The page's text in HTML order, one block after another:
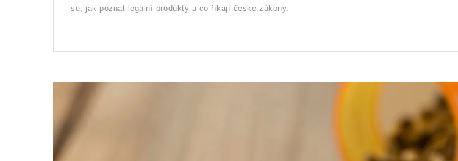
se, jak poznat legální produkty a co říkají české zákony.